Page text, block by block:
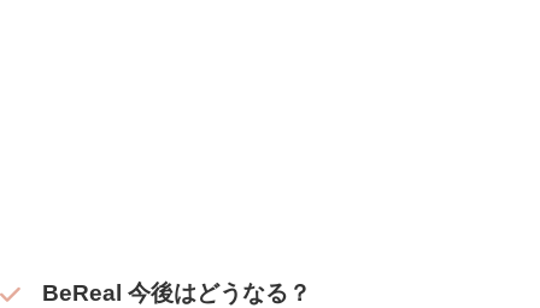
BeReal 今後はどうなる？